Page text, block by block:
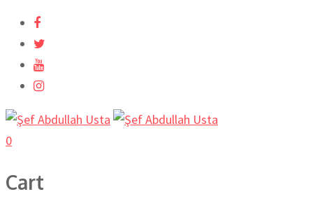
İçeriğe
atla
0
Cart